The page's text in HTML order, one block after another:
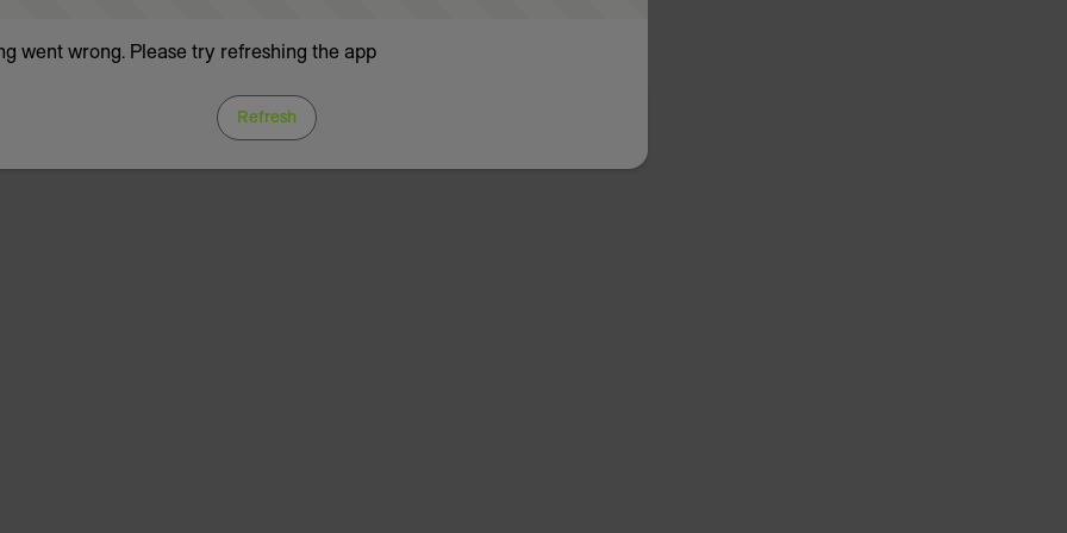
went wrong. Please try refreshing the app
Refresh